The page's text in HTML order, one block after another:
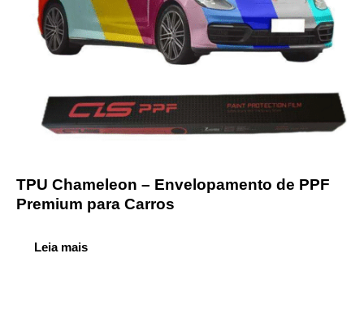
TPU Chameleon – Envelopamento de PPF
Premium para Carros
Leia mais